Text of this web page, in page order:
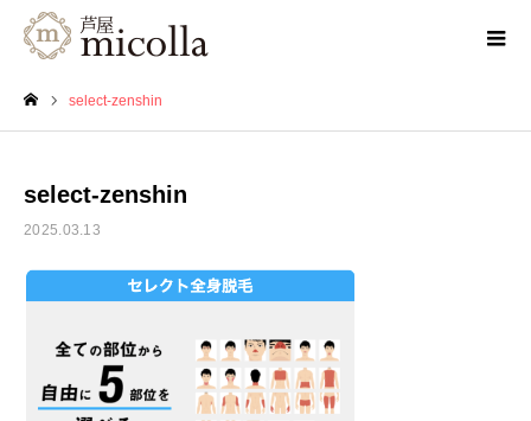
select-zenshin
select-zenshin
2025.03.13